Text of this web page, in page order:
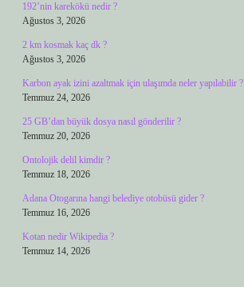
192’nin karekökü nedir ?
Ağustos 3, 2026
2 km kosmak kaç dk ?
Ağustos 3, 2026
Karbon ayak izini azaltmak için ulaşımda neler yapılabilir ?
Temmuz 24, 2026
25 GB’dan büyük dosya nasıl gönderilir ?
Temmuz 20, 2026
Ontolojik delil kimdir ?
Temmuz 18, 2026
Adana Otogarına hangi belediye otobüsü gider ?
Temmuz 16, 2026
Kotan nedir Wikipedia ?
Temmuz 14, 2026